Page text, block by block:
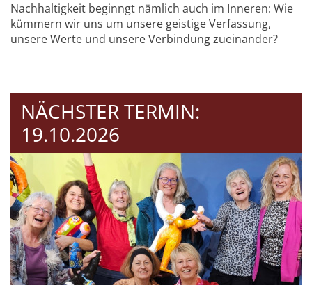
Nachhaltigkeit beginngt nämlich auch im Inneren: Wie
kümmern wir uns um unsere geistige Verfassung,
unsere Werte und unsere Verbindung zueinander?
NÄCHSTER TERMIN:
19.10.2026